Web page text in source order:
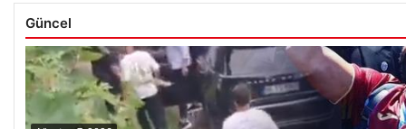
Güncel